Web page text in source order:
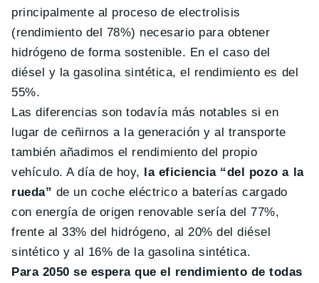
principalmente al proceso de electrolisis
(rendimiento del 78%) necesario para obtener
hidrógeno de forma sostenible. En el caso del
diésel y la gasolina sintética, el rendimiento es del
55%.
Las diferencias son todavía más notables si en
lugar de ceñirnos a la generación y al transporte
también añadimos el rendimiento del propio
vehículo. A día de hoy, la eficiencia “del pozo a la
rueda” de un coche eléctrico a baterías cargado
con energía de origen renovable sería del 77%,
frente al 33% del hidrógeno, al 20% del diésel
sintético y al 16% de la gasolina sintética.
Para 2050 se espera que el rendimiento de todas